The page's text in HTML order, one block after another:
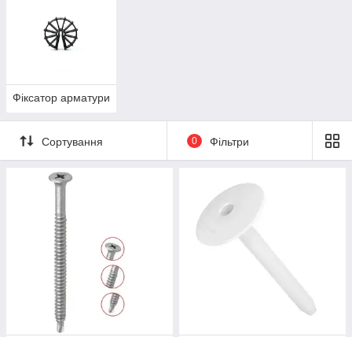
Фіксатор арматури
Сортування 0 Фільтри